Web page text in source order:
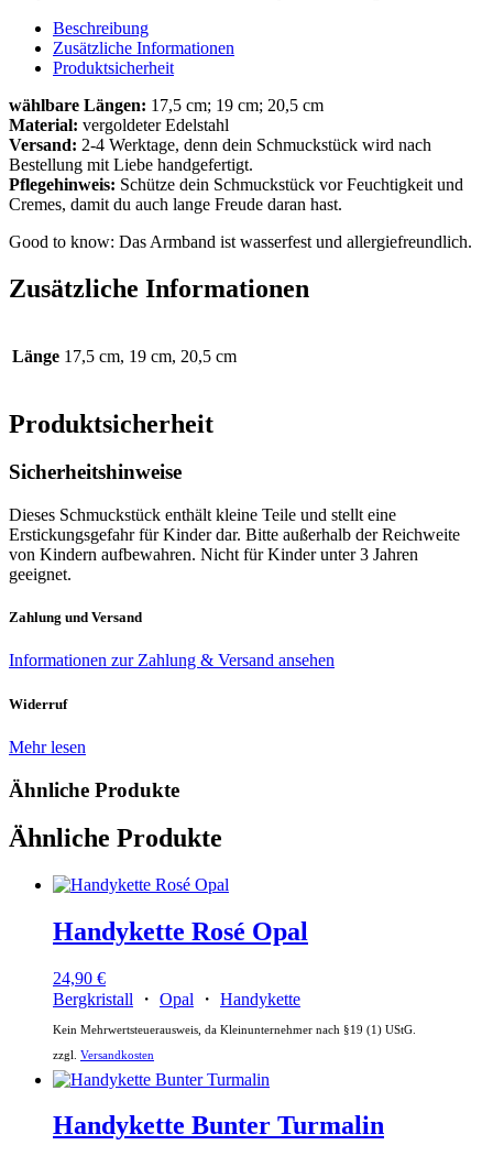
Beschreibung
Zusätzliche Informationen
Produktsicherheit
wählbare Längen: 17,5 cm; 19 cm; 20,5 cm
Material: vergoldeter Edelstahl
Versand: 2-4 Werktage, denn dein Schmuckstück wird nach
Bestellung mit Liebe handgefertigt.
Pflegehinweis: Schütze dein Schmuckstück vor Feuchtigkeit und
Cremes, damit du auch lange Freude daran hast.
Good to know: Das Armband ist wasserfest und allergiefreundlich.
Zusätzliche Informationen
Länge 17,5 cm, 19 cm, 20,5 cm
Produktsicherheit
Sicherheitshinweise
Dieses Schmuckstück enthält kleine Teile und stellt eine
Erstickungsgefahr für Kinder dar. Bitte außerhalb der Reichweite
von Kindern aufbewahren. Nicht für Kinder unter 3 Jahren
geeignet.
Zahlung und Versand
Informationen zur Zahlung & Versand ansehen
Widerruf
Mehr lesen
Ähnliche Produkte
Ähnliche Produkte
Handykette Rosé Opal
24,90 €
Bergkristall ・ Opal ・ Handykette
Kein Mehrwertsteuerausweis, da Kleinunternehmer nach §19 (1) UStG.
zzgl. Versandkosten
Handykette Bunter Turmalin